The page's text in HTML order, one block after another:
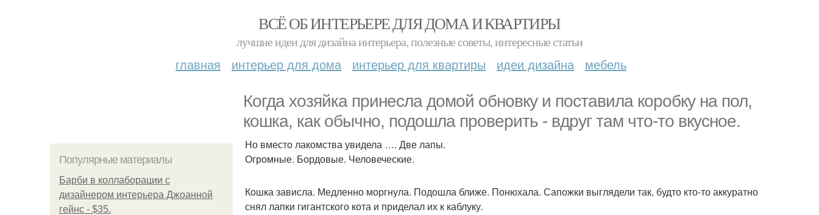
ВСЁ ОБ ИНТЕРЬЕРЕ ДЛЯ ДОМА И КВАРТИРЫ
лучшие идеи для дизайна интерьера, полезные советы, интересные статьи
главная интерьер для дома интерьер для квартиры идеи дизайна мебель
Когда хозяйка принесла домой обновку и поставила коробку на пол,
кошка, как обычно, подошла проверить - вдруг там что-то вкусное.
Популярные материалы
Барби в коллаборации с
дизайнером интерьера Джоанной
гейнс - $35.
Но вместо лакомства увидела …. Две лапы.
Огромные. Бордовые. Человеческие.
Кошка зависла. Медленно моргнула. Подошла ближе. Понюхала. Сапожки выглядели так, будто кто-то аккуратно
снял лапки гигантского кота и приделал их к каблуку.